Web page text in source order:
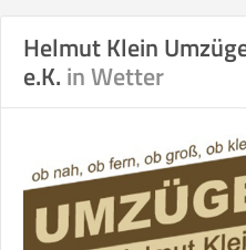
ICH MÖCHTE
SO ERRECHNET SICH
Helmut Klein
e.K. in Wetter